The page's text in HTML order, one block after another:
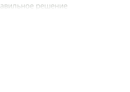
решение